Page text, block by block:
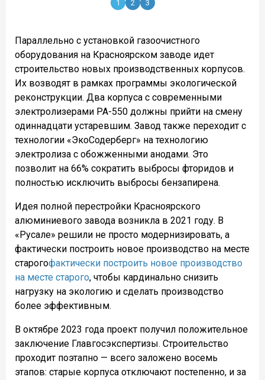
1 2 3
Параллельно с установкой газоочистного
оборудования на Красноярском заводе идет
строительство новых производственных корпусов.
Их возводят в рамках программы экологической
реконструкции. Два корпуса с современными
электролизерами PA-550 должны прийти на смену
одиннадцати устаревшим. Завод также переходит с
технологии «ЭкоСодерберг» на технологию
электролиза с обожженными анодами. Это
позволит на 66% сократить выбросы фторидов и
полностью исключить выбросы бензапирена.
Идея полной перестройки Красноярского
алюминиевого завода возникла в 2021 году. В
«Русале» решили не просто модернизировать, а
фактически построить новое производство на месте
старогофактически построить новое производство
на месте старого, чтобы кардинально снизить
нагрузку на экологию и сделать производство
более эффективным.
В октябре 2023 года проект получил положительное
заключение Главгосэкспертизы. Строительство
проходит поэтапно — всего заложено восемь
этапов: старые корпуса отключают постепенно, и за